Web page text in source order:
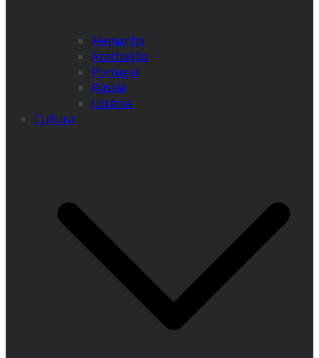
Alemanha
Azerbaijão
Portugal
Rússia
Ucrânia
Cultura